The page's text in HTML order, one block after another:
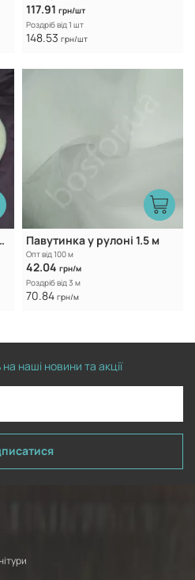
117.91 грн/шт
Роздріб від 1 шт
148.53 грн/шт
основи Павутинка у рулоні 1.5 м
Опт від 100 м
42.04 грн/м
Роздріб від 3 м
70.84 грн/м
наші новини та акції